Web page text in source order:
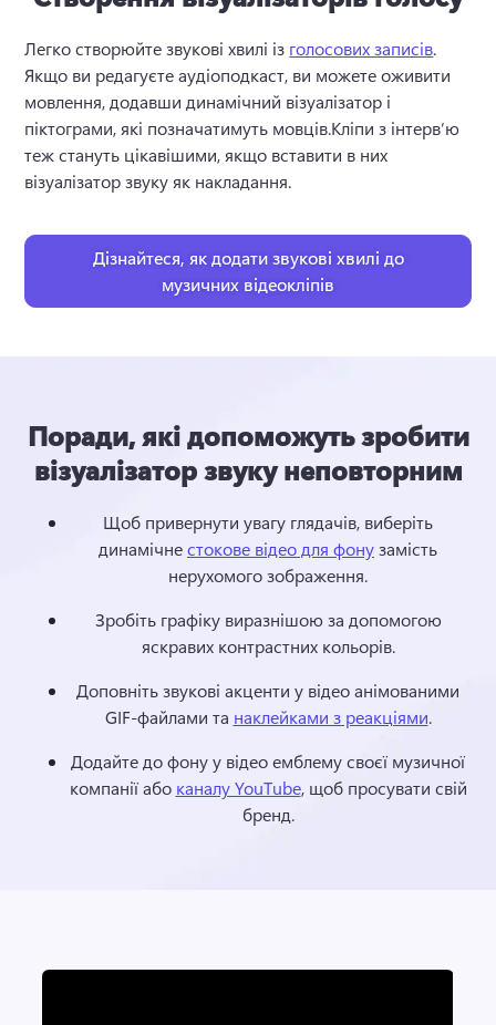
Легко створюйте звукові хвилі із голосових записів
Якщо ви редагуєте аудіоподкаст, ви можете оживити
мовлення, додавши динамічний візуалізатор і
піктограми, які позначатимуть мовців.Кліпи з інтерв’ю
теж стануть цікавішими, якщо вставити в них
візуалізатор звуку як накладання.
Дізнайтеся, як додати звукові хвилі до
музичних відеокліпів
Поради, які допоможуть зробити
візуалізатор звуку неповторним
Щоб привернути увагу глядачів, виберіть
динамічне стокове відео для фону замість
нерухомого зображення.
Зробіть графіку виразнішою за допомогою
яскравих контрастних кольорів.
Доповніть звукові акценти у відео анімованими
GIF-файлами та наклейками з реакціями.
Додайте до фону у відео емблему своєї музичної
компанії або каналу YouTube, щоб просувати свій
бренд.